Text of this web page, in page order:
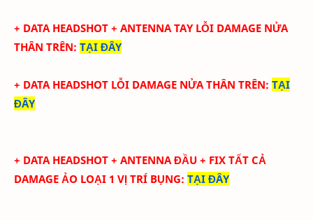
+ DATA HEADSHOT + ANTENNA TAY LỖI DAMAGE NỬA
THÂN TRÊN: TẠI ĐÂY
+ DATA HEADSHOT LỖI DAMAGE NỬA THÂN TRÊN: TẠI
ĐÂY
+ DATA HEADSHOT + ANTENNA ĐẦU + FIX TẤT CẢ
DAMAGE ẢO LOẠI 1 VỊ TRÍ BỤNG: TẠI ĐÂY